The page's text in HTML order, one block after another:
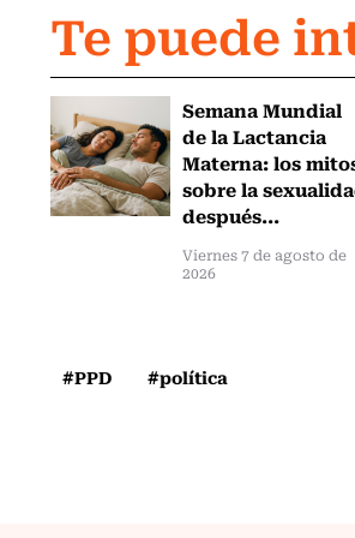
Te puede
Semana Mundial
de la Lactancia
Materna: los
sobre la
después...
Viernes 7 de agosto de
2026
#PPD #política